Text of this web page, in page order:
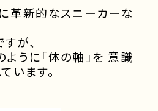
革新的なスニーカーな
が、
うに「体の軸」を 意識
います。